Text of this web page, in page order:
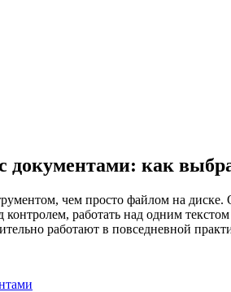
как
чем просто файлом на
работать над одним
работают в повседневной